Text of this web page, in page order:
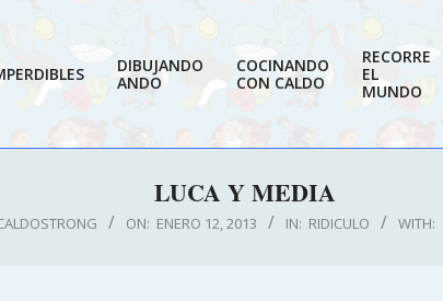
DIBUJANDO
ANDO
COCINANDO
CON CALDO
RECORRE
EL
MUNDO
LUCA Y MEDIA
ON: ENERO 12, 2013 IN: RIDICULO WITH: